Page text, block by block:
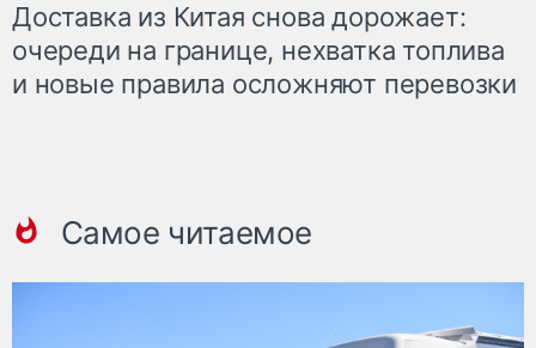
Доставка из Китая снова дорожает:
очереди на границе, нехватка топлива
и новые правила осложняют перевозки
Самое читаемое